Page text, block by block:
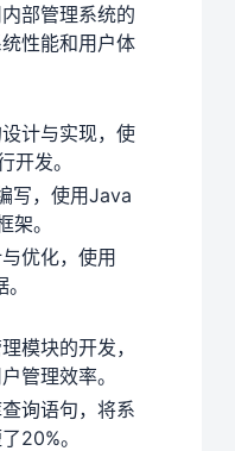
部管理系统的
性能和用户体
计与实现，使
开发。
写，使用Java
。
优化，使用
模块的开发，
管理效率。
询语句，将系
20%。